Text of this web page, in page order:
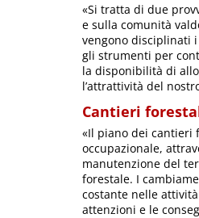
«Si tratta di due
e sulla comunità
vengono disciplinati
gli strumenti per
la disponibilità di
l’attrattività del
Cantieri
«Il piano dei cantieri
occupazionale,
manutenzione del
forestale. I
costante nelle
attenzioni e le